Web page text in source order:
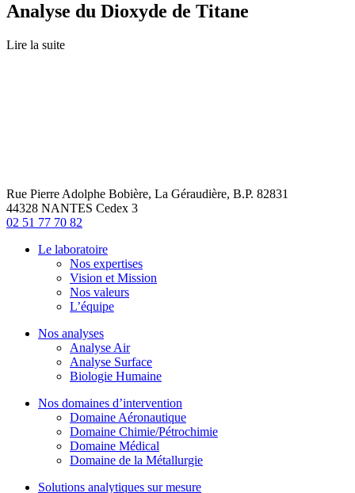
Analyse du Dioxyde de Titane
Lire la suite
Rue Pierre Adolphe Bobière, La Géraudière, B.P. 82831
44328 NANTES Cedex 3
02 51 77 70 82
Le laboratoire
Nos expertises
Vision et Mission
Nos valeurs
L’équipe
Nos analyses
Analyse Air
Analyse Surface
Biologie Humaine
Nos domaines d’intervention
Domaine Aéronautique
Domaine Chimie/Pétrochimie
Domaine Médical
Domaine de la Métallurgie
Solutions analytiques sur mesure